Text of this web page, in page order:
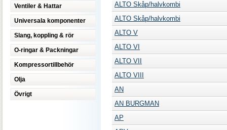
Ventiler & Hattar
Universala komponenter
Slang, koppling & rör
O-ringar & Packningar
Kompressortillbehör
Olja
Övrigt
ALTO Skåp/halvkombi
ALTO Skåp/halvkombi
ALTO V
ALTO VI
ALTO VII
ALTO VIII
AN
AN BURGMAN
AP